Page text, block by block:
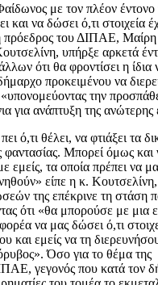
με τον πλέον έντονο
και να δώσει ό,τι στοιχεία
πρόεδρος του ΔΙΠΑΕ, Μαίρη
υπήρξε αρκετά
ότι θα φροντίσει η ίδια
προκειμένου να
την
για ανάπτυξη της
ό,τι θέλει, να φτιάξει τα
φαντασίας. Μπορεί όμως και
εμείς, τα οποία πρέπει να
είπε η κ.
της επέκρινε τη στάση
ότι «θα μπορούσε με μια
να μας δώσει ό,τι
και εμείς να τη
Όσο για το θέμα της
γεγονός που κατά τον